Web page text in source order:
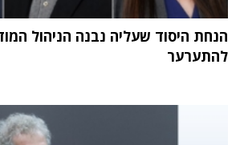
הנחת היסוד שעליה נבנה הניהול
להתערער